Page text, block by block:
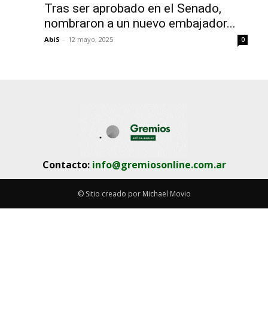
Tras ser aprobado en el Senado,
nombraron a un nuevo embajador...
AbiS - 12 mayo, 2025 0
Contacto: info@gremiosonline.com.ar
© Sitio creado por Michael Movio